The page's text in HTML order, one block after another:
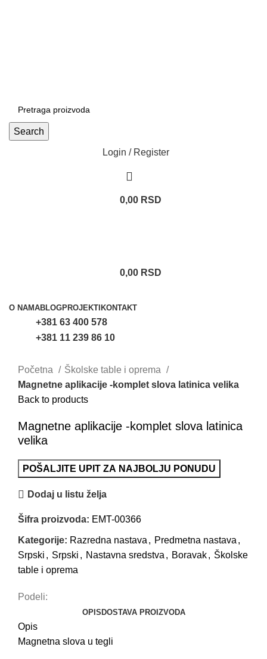
Search
Login / Register
0,00 RSD
0,00 RSD
O NAMABLOGPROJEKTI KONTAKT
+381 63 400 578
+381 11 239 86 10
Početna
Školske table i oprema
Magnetne aplikacije -komplet slova latinica velika
Back to products
Magnetne aplikacije -komplet slova latinica
velika
POŠALJITE UPIT ZA NAJBOLJU PONUDU
Dodaj u listu želja
Šifra proizvoda: EMT-00366
Kategorije: Razredna nastava , Predmetna nastava ,
Srpski , Srpski , Nastavna sredstva , Boravak, Školske
table i oprema
Podeli:
OPIS DOSTAVA PROIZVODA
Opis
Magnetna slova u tegli